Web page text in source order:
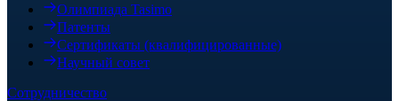
Олимпиада Tasimo
Патенты
Сертификаты (квалифицированные)
Научный совет
Сотрудничество